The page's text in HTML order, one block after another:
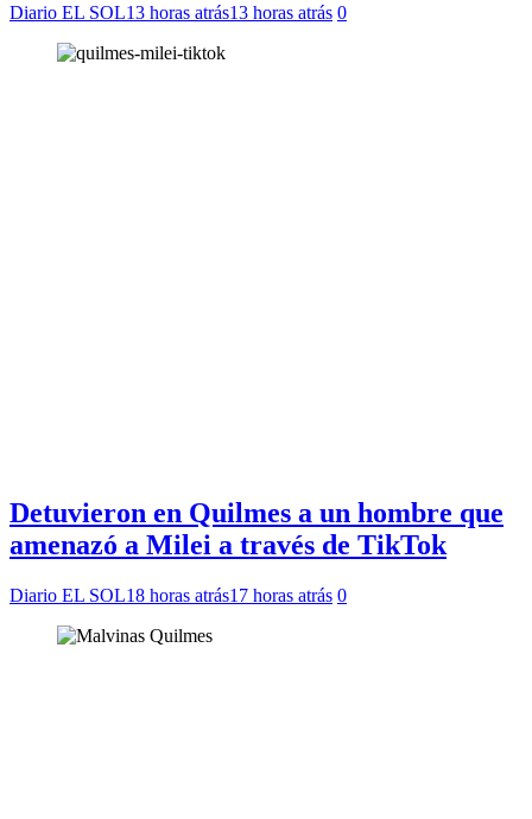
Diario EL SOL13 horas atrás13 horas atrás 0
Detuvieron en Quilmes a un hombre que
amenazó a Milei a través de TikTok
Diario EL SOL18 horas atrás17 horas atrás 0